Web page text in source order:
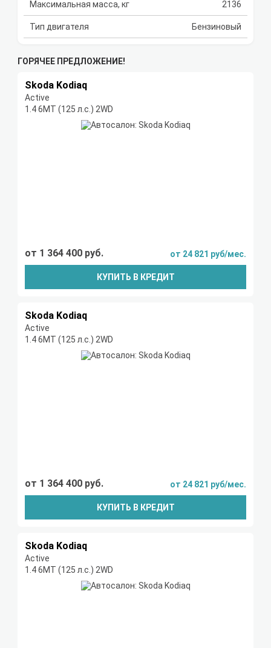
Максимальная масса, кг 2136
Тип двигателя Бензиновый
ГОРЯЧЕЕ ПРЕДЛОЖЕНИЕ!
Skoda Kodiaq
Active
1.4 6МТ (125 л.с.) 2WD
от 1 364 400 руб. от 24 821 руб/мес.
КУПИТЬ В КРЕДИТ
Skoda Kodiaq
Active
1.4 6МТ (125 л.с.) 2WD
от 1 364 400 руб. от 24 821 руб/мес.
КУПИТЬ В КРЕДИТ
Skoda Kodiaq
Active
1.4 6МТ (125 л.с.) 2WD